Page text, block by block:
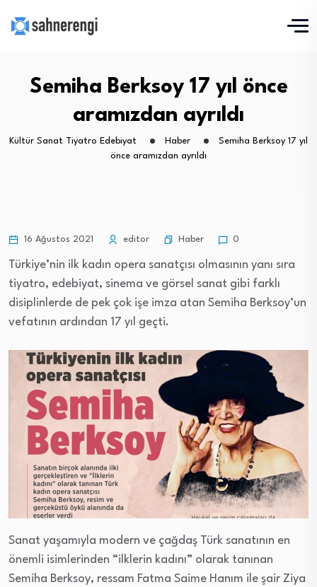
Semiha Berksoy 17 yıl önce
aramızdan ayrıldı
Kültür Sanat Tiyatro Edebiyat Haber
Semiha Berksoy 17 yıl
önce aramızdan ayrıldı
16 Ağustos 2021 editor Haber 0
Türkiye’nin ilk kadın opera sanatçısı olmasının yanı sıra
tiyatro, edebiyat, sinema ve görsel sanat gibi farklı
disiplinlerde de pek çok işe imza atan Semiha Berksoy’un
vefatının ardından 17 yıl geçti.
Sanat yaşamıyla modern ve çağdaş Türk sanatının en
önemli isimlerinden “ilklerin kadını” olarak tanınan
Semiha Berksoy, ressam Fatma Saime Hanım ile şair Ziya